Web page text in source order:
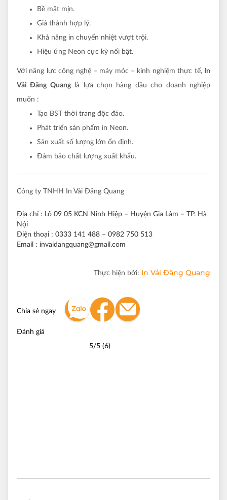
Bề mặt mịn.
Giá thành hợp lý.
Khả năng in chuyển nhiệt vượt trội.
Hiệu ứng Neon cực kỳ nổi bật.
Với năng lực công nghệ – máy móc – kinh nghiệm thực tế, In
Vải Đăng Quanglà lựa chọn hàng đầu cho doanh nghiệp
muốn :
Tạo BST thời trang độc đáo.
Phát triển sản phẩm in Neon.
Sản xuất số lượng lớn ổn định.
Đảm bảo chất lượng xuất khẩu.
Công ty TNHH In Vải Đăng Quang
Địa chỉ : Lô 09 05 KCN Ninh Hiệp – Huyện Gia Lâm – TP. Hà
Nội
Điện thoại : 0333 141 488 – 0982 750 513
Email : invaidangquang@gmail.com
Thực hiện bởi: In Vải Đăng Quang
Chia sẻ ngay
Đánh giá
5/5 (6)